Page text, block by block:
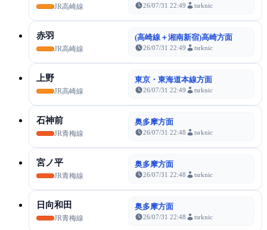
JR高崎線 26/07/31 22:49 tsrknic
赤羽
JR高崎線
(高崎線＋湘南新宿)高崎方面
26/07/31 22:49 tsrknic
上野
JR高崎線
東京・東海道本線方面
26/07/31 22:49 tsrknic
石神前
JR青梅線
奥多摩方面
26/07/31 22:48 tsrknic
宮ノ平
JR青梅線
奥多摩方面
26/07/31 22:48 tsrknic
日向和田
JR青梅線
奥多摩方面
26/07/31 22:48 tsrknic